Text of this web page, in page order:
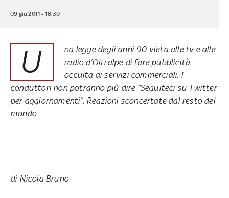
09 giu 2011 - 18:30
U
na legge degli anni 90 vieta alle tv e alle
radio d’Oltralpe di fare pubblicità
occulta ai servizi commerciali. I
conduttori non potranno più dire “Seguiteci su Twitter
per aggiornamenti”. Reazioni sconcertate dal resto del
mondo
di Nicola Bruno